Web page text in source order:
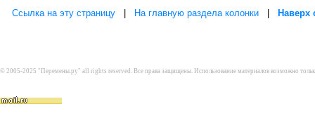
Ссылка на эту страницу На главную раздела колонки Наверх
© 2005-2025 "Перемены.ру" all rights reserved. Все права защищены. Использование материалов возможно